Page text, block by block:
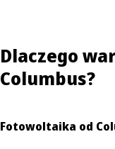
Dlaczego
Columbus?
Fotowoltaika od